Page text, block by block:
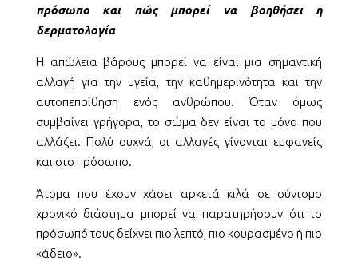
πρόσωπο και πώς μπορεί να βοηθήσει η
δερματολογία
Η απώλεια βάρους μπορεί να είναι μια σημαντική
αλλαγή για την υγεία, την καθημερινότητα και την
αυτοπεποίθηση ενός ανθρώπου. Όταν όμως
συμβαίνει γρήγορα, το σώμα δεν είναι το μόνο που
αλλάζει. Πολύ συχνά, οι αλλαγές γίνονται εμφανείς
και στο πρόσωπο.
Άτομα που έχουν χάσει αρκετά κιλά σε σύντομο
χρονικό διάστημα μπορεί να παρατηρήσουν ότι το
πρόσωπό τους δείχνει πιο λεπτό, πιο κουρασμένο ή πιο
«άδειο».